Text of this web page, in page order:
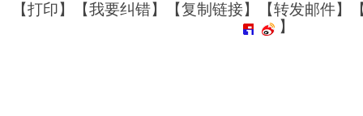
【打印】【我要纠错】【复制链接】【转发邮件】
】